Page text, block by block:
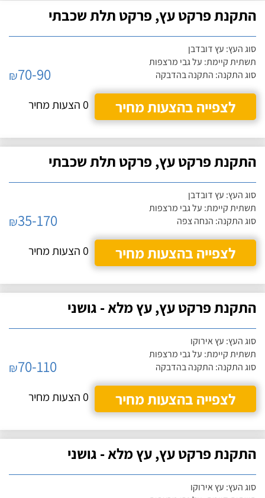
התקנת פרקט עץ, פרקט תלת שכבתי
סוג העץ: עץ דובדבן
תשתית קיימת: על גבי מרצפות
סוג התקנה: התקנה בהדבקה
₪70-90
לצפייה בהצעות מחיר
0 הצעות מחיר
התקנת פרקט עץ, פרקט תלת שכבתי
סוג העץ: עץ דובדבן
תשתית קיימת: על גבי מרצפות
סוג התקנה: הנחה צפה
₪35-170
לצפייה בהצעות מחיר
0 הצעות מחיר
התקנת פרקט עץ, עץ מלא - גושני
סוג העץ: עץ אירוקו
תשתית קיימת: על גבי מרצפות
סוג התקנה: התקנה בהדבקה
₪70-110
לצפייה בהצעות מחיר
0 הצעות מחיר
התקנת פרקט עץ, עץ מלא - גושני
סוג העץ: עץ אירוקו